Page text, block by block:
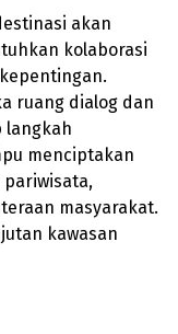
akan
kolaborasi
ruang dialog dan
langkah
menciptakan
masyarakat.
kawasan